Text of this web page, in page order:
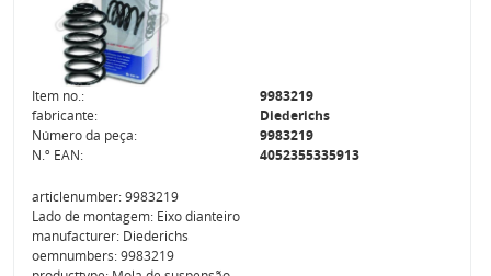
Item no.:
9983219
fabricante:
Diederichs
Número da peça:
9983219
N.º EAN:
4052355335913
articlenumber: 9983219
Lado de montagem: Eixo dianteiro
manufacturer: Diederichs
oemnumbers: 9983219